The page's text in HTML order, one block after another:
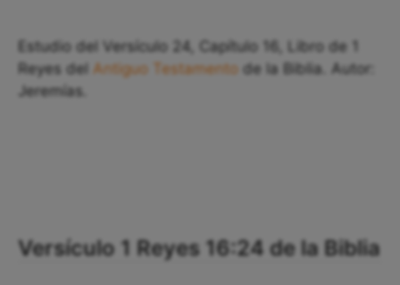
Estudio del Versículo 24, Capítulo 16, Libro de 1
Reyes del Antiguo Testamento de la Biblia. Autor:
Jeremías.
Versículo 1 Reyes 16:24 de la Biblia